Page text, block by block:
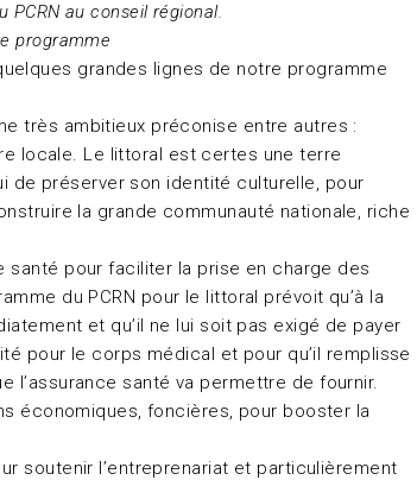
au conseil régional.
programme
grandes lignes de notre programme
très ambitieux préconise entre autres :
locale. Le littoral est certes une terre
de préserver son identité culturelle, pour
la grande communauté nationale, riche
santé pour faciliter la prise en charge des
du PCRN pour le littoral prévoit qu’à la
et qu’il ne lui soit pas exigé de payer
pour le corps médical et pour qu’il remplisse
l’assurance santé va permettre de fournir.
économiques, foncières, pour booster la
soutenir l’entreprenariat et particulièrement